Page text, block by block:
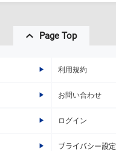
Page Top
利用規約
お問い合わせ
ログイン
プライバシー設定